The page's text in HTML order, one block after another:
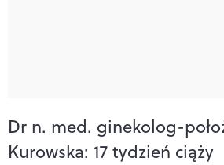
Dr n. med. ginekolog-
Kurowska: 17 tydzień ciąży